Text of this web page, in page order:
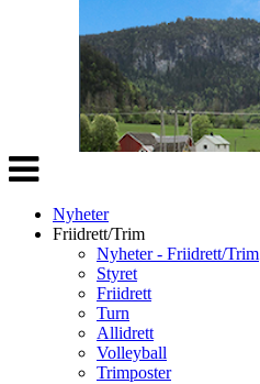
Veksle
navigasjon
Nyheter
Friidrett/Trim
Nyheter - Friidrett/Trim
Styret
Friidrett
Turn
Allidrett
Volleyball
Trimposter